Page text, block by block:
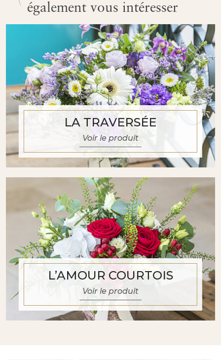
également vous intéresser
LA TRAVERSÉE
Voir le produit
L’AMOUR COURTOIS
Voir le produit